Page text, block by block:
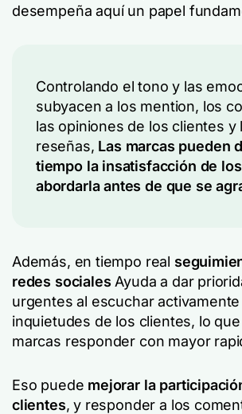
desempeña aquí un papel
Controlando el tono y las
subyacen a los mention, los
las opiniones de los clientes y
reseñas, Las marcas pueden
tiempo la insatisfacción de
abordarla antes de que se
Además, en tiempo real
redes sociales Ayuda a dar
urgentes al escuchar activamente
inquietudes de los clientes, lo
marcas responder con mayor
Eso puede mejorar la
clientes, y responder a los